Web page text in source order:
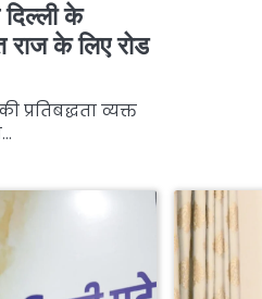
दिल्ली के
राज के लिए रोड
व्यक्त